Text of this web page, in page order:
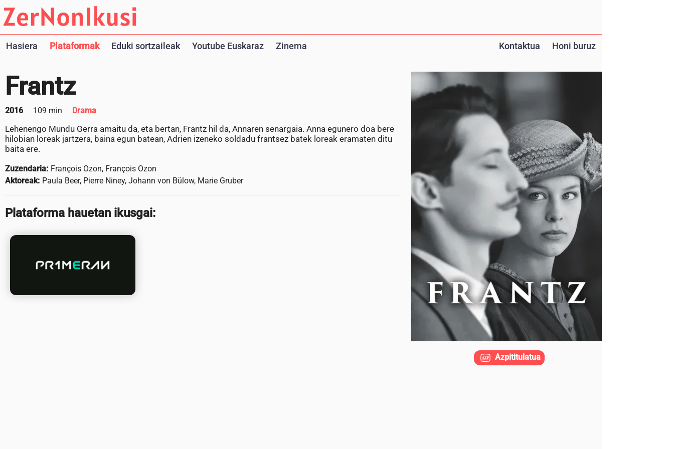
Hasiera Plataformak Eduki sortzaileak Youtube Euskaraz Zinema Kontaktua Honi buruz
Frantz
2016 109 min Drama
Lehenengo Mundu Gerra amaitu da, eta bertan, Frantz hil da, Annaren senargaia. Anna egunero doa bere
hilobian loreak jartzera, baina egun batean, Adrien izeneko soldadu frantsez batek loreak eramaten ditu
baita ere.
Zuzendaria: François Ozon, François Ozon
Aktoreak: Paula Beer, Pierre Niney, Johann von Bülow, Marie Gruber
Plataforma hauetan ikusgai:
Azpititulatua